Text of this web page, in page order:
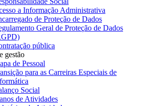
a Informação Administrativa
de Proteção de Dados
Geral de Proteção de Dados
pública
gestão
de Pessoal
para as Carreiras Especiais de
Social
de Atividades